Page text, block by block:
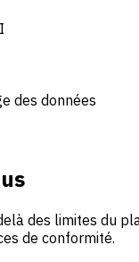
des données
des limites du
de conformité.